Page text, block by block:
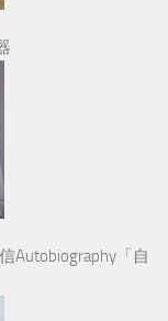
Autobiography「自